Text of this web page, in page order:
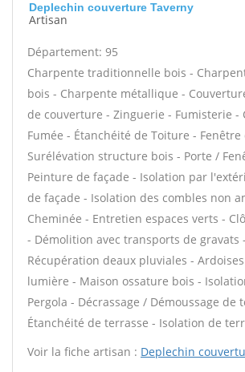
Deplechin couverture Taverny
Artisan
Département: 95
Charpente traditionnelle bois -
bois - Charpente métallique -
de couverture - Zinguerie - Fumisterie -
Fumée - Étanchéité de Toiture -
Surélévation structure bois - Porte /
Peinture de façade - Isolation par
de façade - Isolation des combles non
Cheminée - Entretien espaces verts -
- Démolition avec transports de gravats
Récupération deaux pluviales -
lumière - Maison ossature bois -
Pergola - Décrassage / Démoussage de
Étanchéité de terrasse - Isolation de
Voir la fiche artisan : Deplechin